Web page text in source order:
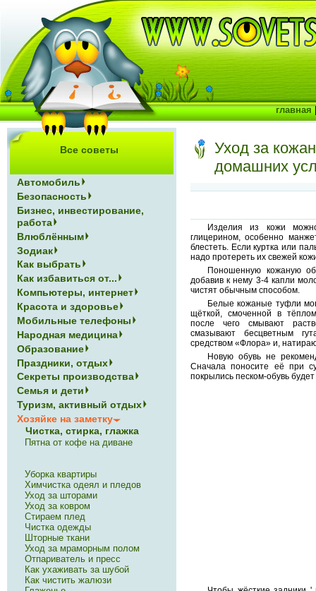
Уход за
домашних
Изделия из кожи
глицерином, особенно
блестеть. Если куртка или
надо протереть их свежей
Поношенную кожаную
добавив к нему 3-4 капли
чистят обычным способом.
Белые кожаные туфли
щёткой, смоченной в
после чего смывают
смазывают бесцветным
средством «Флора» и,
Новую обувь не
Сначала поносите её при
покрылись песком-обувь
Все советы
Автомобиль
Безопасность
Бизнес, инвестирование,
работа
Влюблённым
Зодиак
Как выбрать
Как избавиться от...
Компьютеры, интернет
Красота и здоровье
Мобильные телефоны
Народная медицина
Образование
Праздники, отдых
Секреты производства
Семья и дети
Туризм, активный отдых
Хозяйке на заметку
Чистка, стирка, глажка
Пятна от кофе на диване
Уборка квартиры
Химчистка одеял и пледов
Уход за шторами
Уход за ковром
Стираем плед
Чистка одежды
Шторные ткани
Уход за мраморным полом
Отпариватель и пресс
Как ухаживать за шубой
Как чистить жалюзи
главная